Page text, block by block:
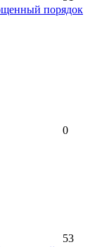
порядок
0
53